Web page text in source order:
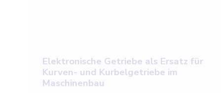
Elektronische Getriebe als Ersatz für
Kurven- und Kurbelgetriebe im
Maschinenbau